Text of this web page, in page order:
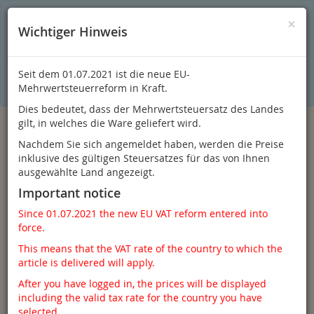
Einkaufserlebnis. Dabei werden beispielsweise die Session-
gespeichert. Ohne Cookies ist der Funktionsumfang des
Online-Shops eingeschränkt.Sind Sie damit nicht
einverstanden, klicken Sie bitte hier.
ToggleMenü
×
Wichtiger Hinweis
Seit dem 01.07.2021 ist die neue EU-
Mehrwertsteuerreform in Kraft.
Dies bedeutet, dass der Mehrwertsteuersatz des Landes
gilt, in welches die Ware geliefert wird.
Nachdem Sie sich angemeldet haben, werden die Preise
inklusive des gültigen Steuersatzes für das von Ihnen
ausgewählte Land angezeigt.
Important notice
Since 01.07.2021 the new EU VAT reform entered into
force.
This means that the VAT rate of the country to which the
article is delivered will apply.
After you have logged in, the prices will be displayed
including the valid tax rate for the country you have